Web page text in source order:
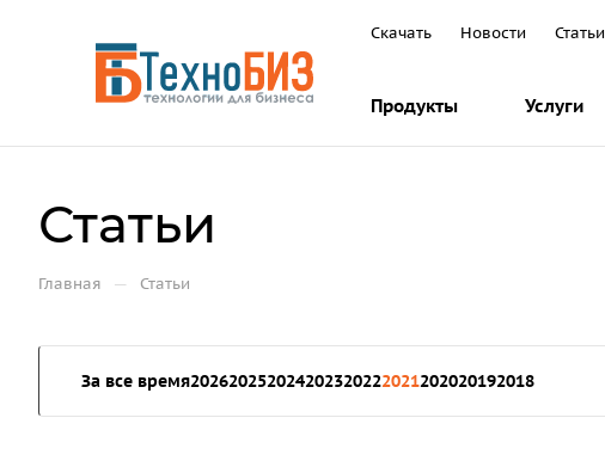
Скачать Новости Статьи
Продукты Услуги
Статьи
Главная — Статьи
За все время202620252024202320222021202020192018